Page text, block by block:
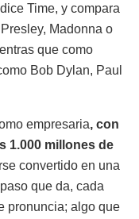
dice Time, y compara
Madonna o
que como
Bob Dylan, Paul
empresaria, con
1.000 millones de
convertido en una
que da, cada
pronuncia; algo que